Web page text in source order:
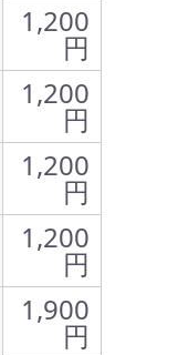
1,200
円
1,200
円
1,200
円
1,200
円
1,900
円